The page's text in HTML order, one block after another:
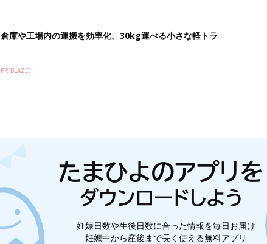
倉庫や工場内の運搬を効率化。30kg運べる小さな軽トラ
PR(BLAZE)
妊娠日数や生後日数に合った情報を毎日お届け
妊娠中から産後まで長く使える無料アプリ